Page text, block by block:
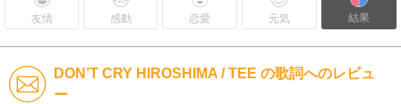
友情 感動 恋愛 元気 結果
DON’T CRY HIROSHIMA / TEE の歌詞へのレビュ
ー